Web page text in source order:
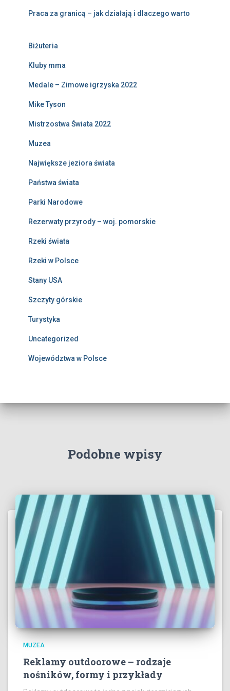
Praca za granicą – jak działają i dlaczego warto
Biżuteria
Kluby mma
Medale – Zimowe igrzyska 2022
Mike Tyson
Mistrzostwa Świata 2022
Muzea
Największe jeziora świata
Państwa świata
Parki Narodowe
Rezerwaty przyrody – woj. pomorskie
Rzeki świata
Rzeki w Polsce
Stany USA
Szczyty górskie
Turystyka
Uncategorized
Województwa w Polsce
Podobne wpisy
MUZEA
Reklamy outdoorowe – rodzaje
nośników, formy i przykłady